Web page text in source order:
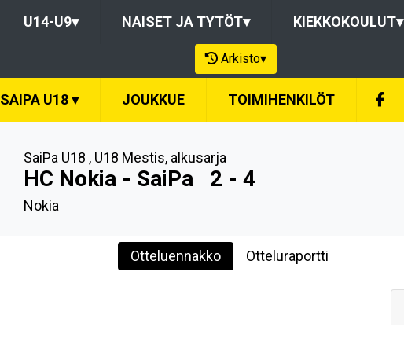
U14-U9▾ NAISET JA TYTÖT▾ KIEKKOKOULUT▾
Arkisto▾
SAIPA U18▾ JOUKKUE TOIMIHENKILÖT
SaiPa U18 , U18 Mestis, alkusarja
HC Nokia - SaiPa 2 - 4
Nokia
Otteluennakko Otteluraportti